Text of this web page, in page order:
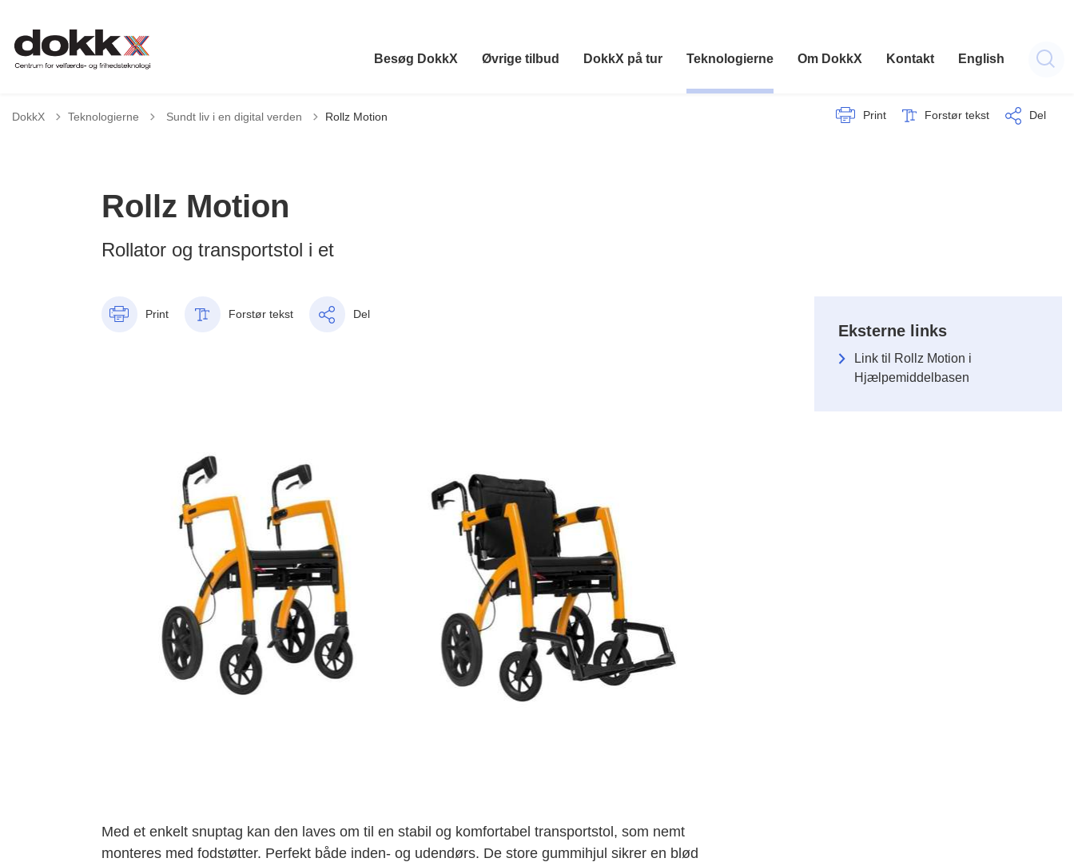
Besøg DokkX Øvrige tilbud DokkX på tur Teknologierne Om DokkX Kontakt English
DokkX Teknologierne Tilbage til
Sundt liv i en digital verden Rollz Motion Print Forstør tekst Del
Rollz Motion
Rollator og transportstol i et
Print Forstør tekst Del
Med et enkelt snuptag kan den laves om til en stabil og komfortabel transportstol, som nemt
monteres med fodstøtter. Perfekt både inden- og udendørs. De store gummihjul sikrer en blød
Eksterne links
Link til Rollz Motion i
Hjælpemiddelbasen